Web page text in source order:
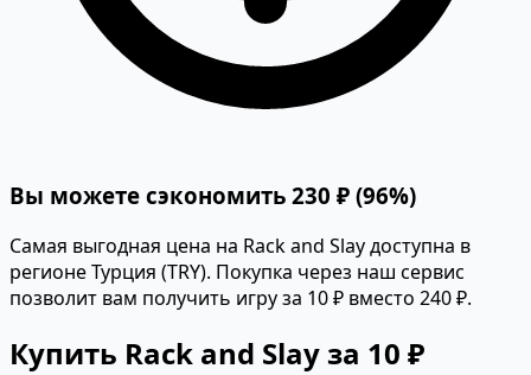
Вы можете сэкономить 230 ₽ (96%)
Самая выгодная цена на Rack and Slay доступна в
регионе Турция (TRY). Покупка через наш сервис
позволит вам получить игру за 10 ₽ вместо 240 ₽.
Купить Rack and Slay за 10 ₽